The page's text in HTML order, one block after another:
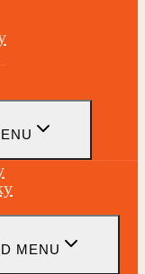
MENU